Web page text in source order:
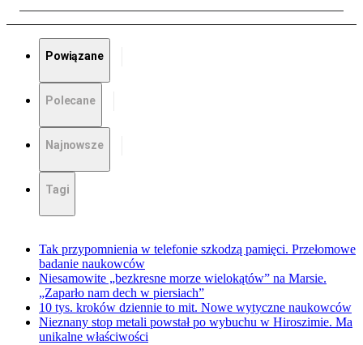
Powiązane
Polecane
Najnowsze
Tagi
Tak przypomnienia w telefonie szkodzą pamięci. Przełomowe
badanie naukowców
Niesamowite „bezkresne morze wielokątów” na Marsie.
„Zaparło nam dech w piersiach”
10 tys. kroków dziennie to mit. Nowe wytyczne naukowców
Nieznany stop metali powstał po wybuchu w Hiroszimie. Ma
unikalne właściwości